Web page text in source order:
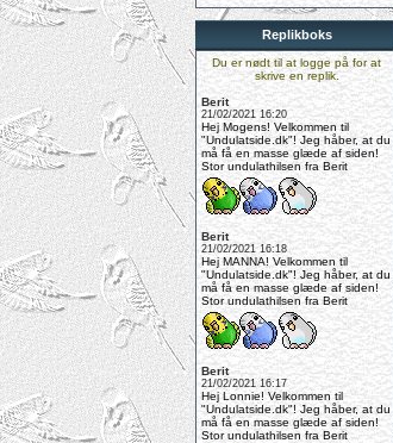
Replikboks
Du er nødt til at logge på for at
skrive en replik.
Berit
21/02/2021 16:20
Hej Mogens! Velkommen til
"Undulatside.dk"! Jeg håber, at du
må få en masse glæde af siden!
Stor undulathilsen fra Berit
Berit
21/02/2021 16:18
Hej MANNA! Velkommen til
"Undulatside.dk"! Jeg håber, at du
må få en masse glæde af siden!
Stor undulathilsen fra Berit
Berit
21/02/2021 16:17
Hej Lonnie! Velkommen til
"Undulatside.dk"! Jeg håber, at du
må få en masse glæde af siden!
Stor undulathilsen fra Berit